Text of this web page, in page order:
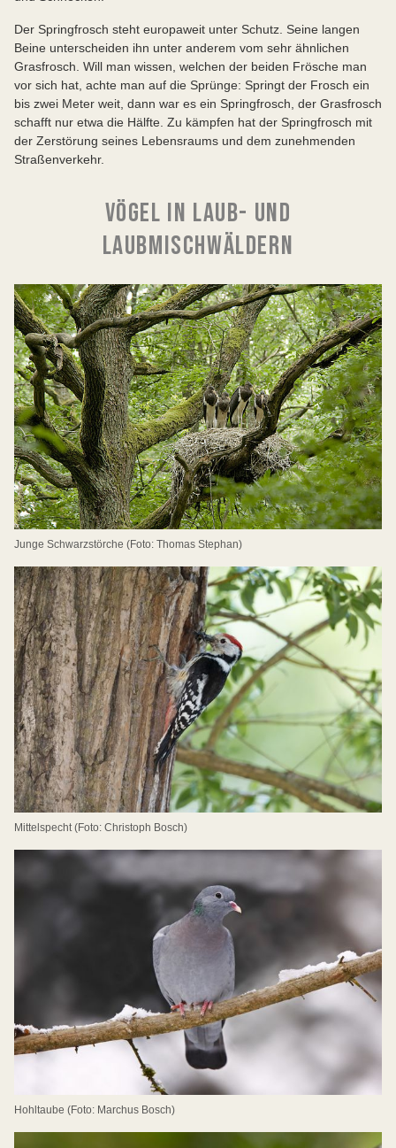
Der Springfrosch steht europaweit unter Schutz. Seine langen
Beine unterscheiden ihn unter anderem vom sehr ähnlichen
Grasfrosch. Will man wissen, welchen der beiden Frösche man
vor sich hat, achte man auf die Sprünge: Springt der Frosch ein
bis zwei Meter weit, dann war es ein Springfrosch, der Grasfrosch
schafft nur etwa die Hälfte. Zu kämpfen hat der Springfrosch mit
der Zerstörung seines Lebensraums und dem zunehmenden
Straßenverkehr.
VÖGEL IN LAUB- UND
LAUBMISCHWÄLDERN
Junge Schwarzstörche (Foto: Thomas Stephan)
Mittelspecht (Foto: Christoph Bosch)
Hohltaube (Foto: Marchus Bosch)